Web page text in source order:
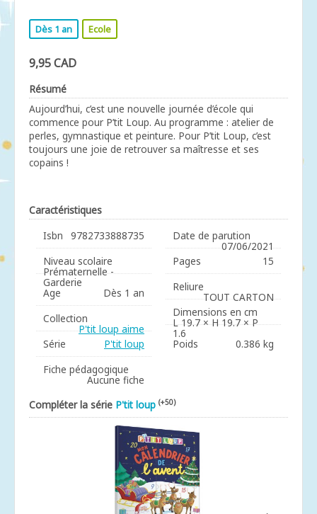
Dès 1 an Ecole
9,95 CAD
Résumé
Aujourd’hui, c’est une nouvelle journée d’école qui
commence pour P’tit Loup. Au programme : atelier de
perles, gymnastique et peinture. Pour P’tit Loup, c’est
toujours une joie de retrouver sa maîtresse et ses
copains !
Caractéristiques
Isbn
9782733888735
Niveau scolaire
Prématernelle -
Garderie
Age
Dès 1 an
Collection
P'tit loup aime
Série
P'tit loup
Fiche pédagogique
Aucune fiche
Date de parution
07/06/2021
Pages
15
Reliure
TOUT CARTON
Dimensions en cm
L 19.7 × H 19.7 × P
1.6
Poids 0.386 kg
Compléter la série P'tit loup (+50)